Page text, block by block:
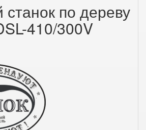
по дереву
410/300V